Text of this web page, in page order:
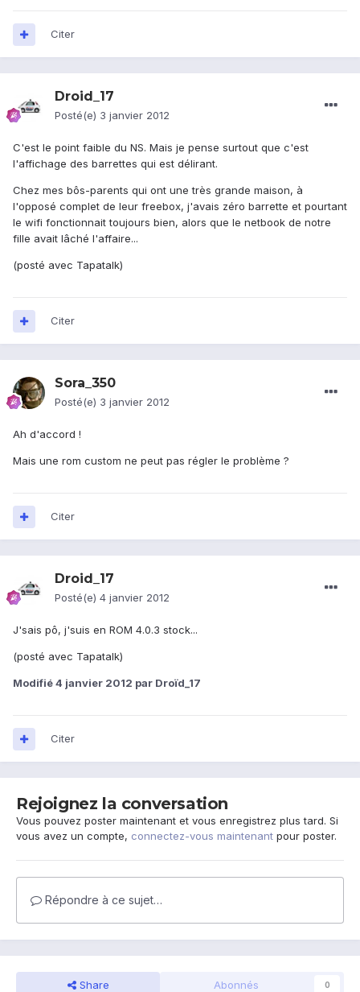
Citer
Droid_17
Posté(e) 3 janvier 2012
C'est le point faible du NS. Mais je pense surtout que c'est
l'affichage des barrettes qui est délirant.
Chez mes bôs-parents qui ont une très grande maison, à
l'opposé complet de leur freebox, j'avais zéro barrette et pourtant
le wifi fonctionnait toujours bien, alors que le netbook de notre
fille avait lâché l'affaire...
(posté avec Tapatalk)
Citer
Sora_350
Posté(e) 3 janvier 2012
Ah d'accord !
Mais une rom custom ne peut pas régler le problème ?
Citer
Droid_17
Posté(e) 4 janvier 2012
J'sais pô, j'suis en ROM 4.0.3 stock...
(posté avec Tapatalk)
Modifié4 janvier 2012 par Droïd_17
Citer
Rejoignez la conversation
Vous pouvez poster maintenant et vous enregistrez plus tard. Si
vous avez un compte, connectez-vous maintenant pour poster.
Répondre à ce sujet…
Share Abonnés 0